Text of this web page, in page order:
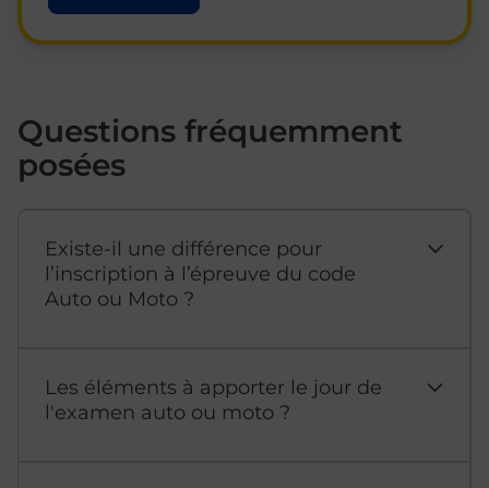
Questions fréquemment
posées
Existe-il une différence pour
l’inscription à l’épreuve du code
Auto ou Moto ?
Les éléments à apporter le jour de
l'examen auto ou moto ?